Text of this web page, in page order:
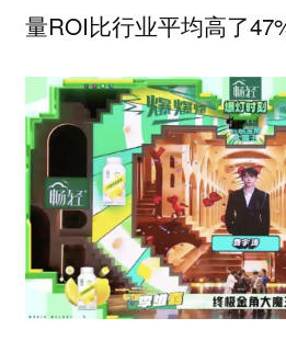
量ROI比行业平均高了47%